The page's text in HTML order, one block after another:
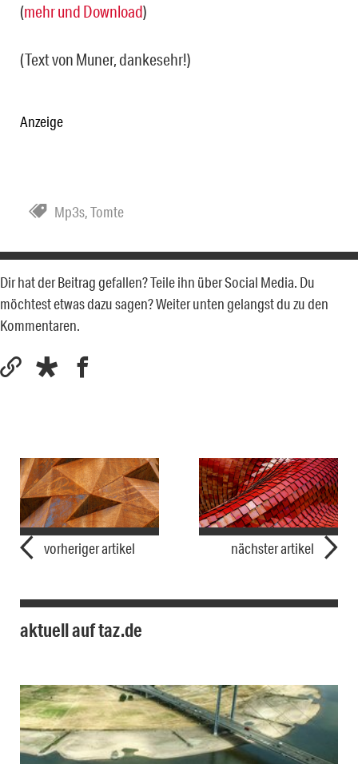
(mehr und Download)
(Text von Muner, dankesehr!)
Anzeige
Mp3s,Tomte
Dir hat der Beitrag gefallen? Teile ihn über Social Media. Du
möchtest etwas dazu sagen? Weiter unten gelangst du zu den
Kommentaren.
vorheriger artikel nächster artikel
aktuell auf taz.de